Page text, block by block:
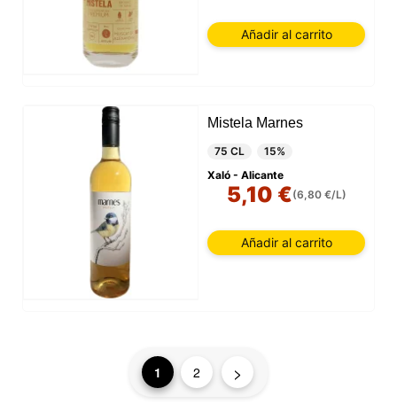
Añadir al carrito
Mistela Marnes
75 CL
15%
Xaló - Alicante
5,10 €(6,80 €/L)
Añadir al carrito
1 2 >